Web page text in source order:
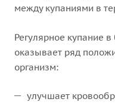
между купаниями в
Регулярное купание
оказывает ряд
организм:
улучшает